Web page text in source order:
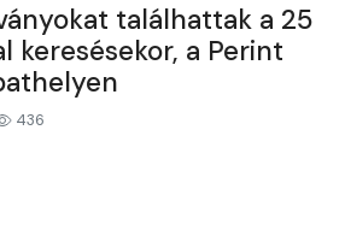
találhattak a 25
keresésekor, a Perint
436